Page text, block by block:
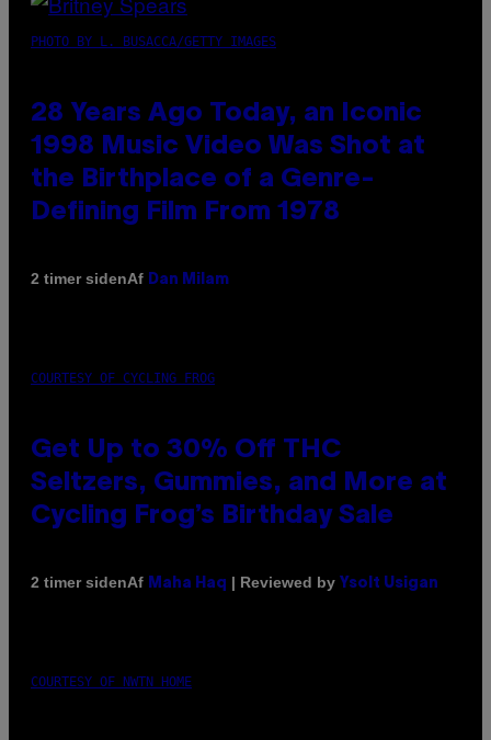
PHOTO BY L. BUSACCA/GETTY IMAGES
28 Years Ago Today, an Iconic
1998 Music Video Was Shot at
the Birthplace of a Genre-
Defining Film From 1978
2 timer sidenAf Dan Milam
COURTESY OF CYCLING FROG
Get Up to 30% Off THC
Seltzers, Gummies, and More at
Cycling Frog’s Birthday Sale
2 timer sidenAf Maha Haq | Reviewed by Ysolt Usigan
COURTESY OF NWTN HOME